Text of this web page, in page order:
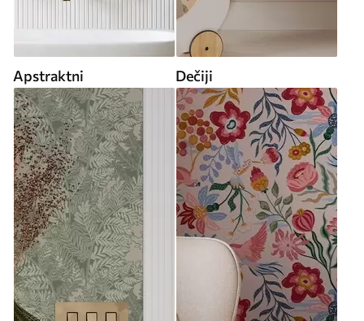
Apstraktni Dečiji